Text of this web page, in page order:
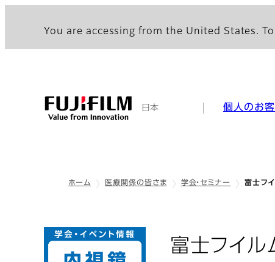
You are accessing from the United States.
日本 個人のお客
ホーム 医療関係の皆さま 学会・セミナー 富士フ
富士フイル